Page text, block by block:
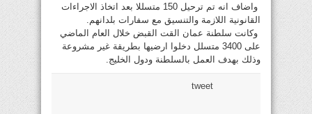
واضاف انه تم ترحيل 150 متسللا بعد اتخاذ الاجراءات
القانونية اللازمة والتنسيق مع سفارات بلدانهم.
وكانت سلطنة عمان القت القبض خلال العام الماضي
على 3400 متسلل دخلوا ارضيها بطريقة غير مشروعة
وذلك بهدف العمل بالسلطنة ودول الخليج.
tweet